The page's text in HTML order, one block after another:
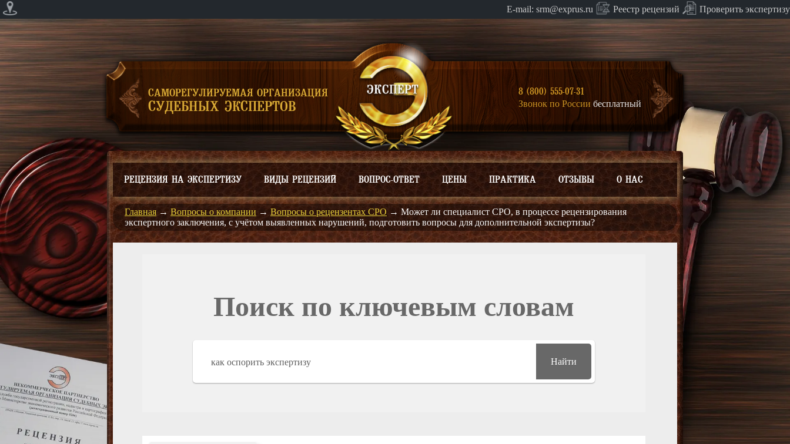
E-mail: srm@exprus.ru Реестр рецензий Проверить экспертизу
САМОРЕГУЛИРУЕМАЯ ОРГАНИЗАЦИЯ
СУДЕБНЫХ ЭКСПЕРТОВ
8 (800) 555-07-31
Звонок по России бесплатный
РЕЦЕНЗИЯ НА ЭКСПЕРТИЗУ ВИДЫ РЕЦЕНЗИЙ ВОПРОС-ОТВЕТ ЦЕНЫ ПРАКТИКА ОТЗЫВЫ О НАС
Главная → Вопросы о компании → Вопросы о рецензентах СРО → Может ли специалист СРО, в процессе рецензирования
экспертного заключения, с учётом выявленных нарушений, подготовить вопросы для дополнительной экспертизы?
Поиск по ключевым словам
Найти